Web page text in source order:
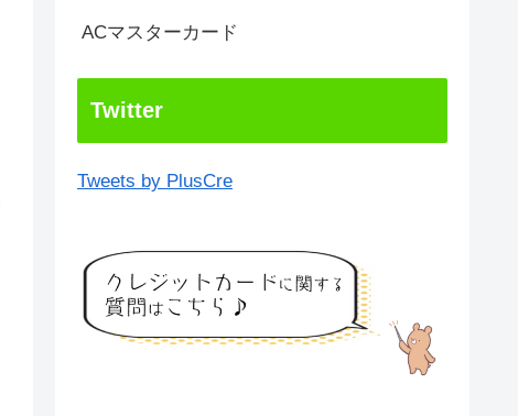
ACマスターカード
Twitter
Tweets by PlusCre